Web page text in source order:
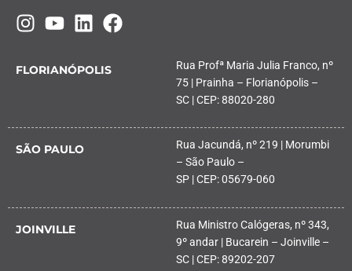
FLORIANÓPOLIS
Rua Profª Maria Julia Franco, nº
75 | Prainha – Florianópolis –
SC | CEP: 88020-280
SÃO PAULO
Rua Jacundá, nº 219 | Morumbi
– São Paulo –
SP | CEP: 05679-060
JOINVILLE
Rua Ministro Calógeras, nº 343,
9º andar | Bucarein – Joinville –
SC | CEP: 89202-207